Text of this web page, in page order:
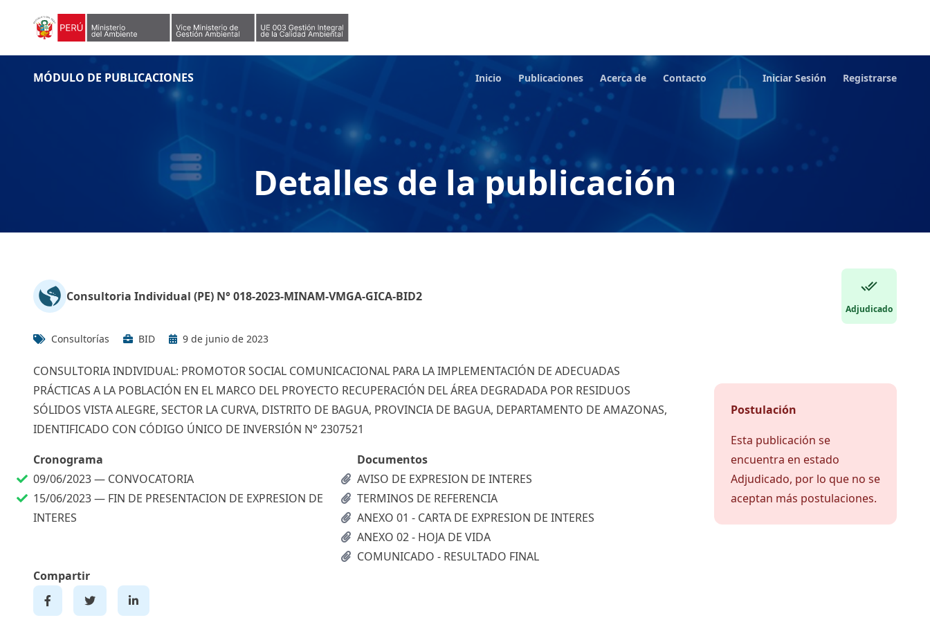
MÓDULO DE PUBLICACIONES Inicio Publicaciones Acerca de Contacto Iniciar Sesión Registrarse
Detalles de la publicación
Consultoria Individual (PE) N° 018-2023-MINAM-VMGA-GICA-BID2
Adjudicado
Consultorías BID 9 de junio de 2023
CONSULTORIA INDIVIDUAL: PROMOTOR SOCIAL COMUNICACIONAL PARA LA IMPLEMENTACIÓN DE ADECUADAS
PRÁCTICAS A LA POBLACIÓN EN EL MARCO DEL PROYECTO RECUPERACIÓN DEL ÁREA DEGRADADA POR RESIDUOS
SÓLIDOS VISTA ALEGRE, SECTOR LA CURVA, DISTRITO DE BAGUA, PROVINCIA DE BAGUA, DEPARTAMENTO DE AMAZONAS,
IDENTIFICADO CON CÓDIGO ÚNICO DE INVERSIÓN N° 2307521
Cronograma
09/06/2023 — CONVOCATORIA
15/06/2023 — FIN DE PRESENTACION DE EXPRESION DE
INTERES
Documentos
AVISO DE EXPRESION DE INTERES
TERMINOS DE REFERENCIA
ANEXO 01 - CARTA DE EXPRESION DE INTERES
ANEXO 02 - HOJA DE VIDA
COMUNICADO - RESULTADO FINAL
Compartir
Postulación
Esta publicación se
encuentra en estado
Adjudicado, por lo que no se
aceptan más postulaciones.